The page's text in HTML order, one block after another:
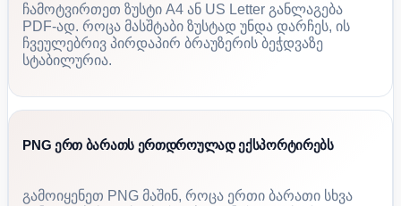
ჩამოტვირთეთ ზუსტი A4 ან US Letter განლაგება
PDF-ად. როცა მასშტაბი ზუსტად უნდა დარჩეს, ის
ჩვეულებრივ პირდაპირ ბრაუზერის ბეჭდვაზე
სტაბილურია.
PNG ერთ ბარათს ერთდროულად ექსპორტირებს
გამოიყენეთ PNG მაშინ, როცა ერთი ბარათი სხვა